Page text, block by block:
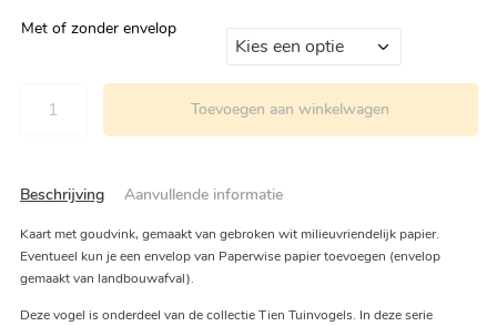
Met of zonder envelop
Toevoegen aan winkelwagen
Beschrijving Aanvullende informatie
Kaart met goudvink, gemaakt van gebroken wit milieuvriendelijk papier.
Eventueel kun je een envelop van Paperwise papier toevoegen (envelop
gemaakt van landbouwafval).
Deze vogel is onderdeel van de collectie Tien Tuinvogels. In deze serie